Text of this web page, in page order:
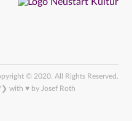
© 2020. All Rights Reserved.
with ♥ by Josef Roth